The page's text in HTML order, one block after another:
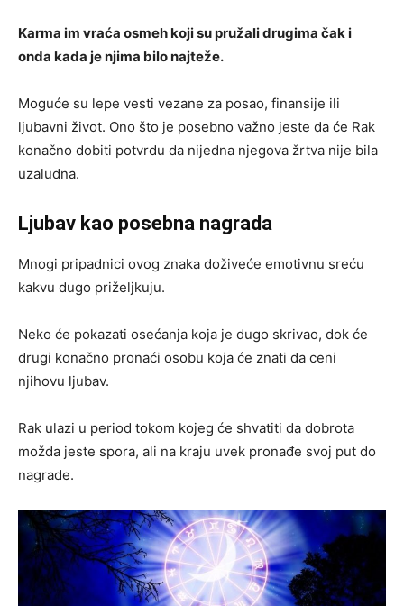
Karma im vraća osmeh koji su pružali drugima čak i
onda kada je njima bilo najteže.
Moguće su lepe vesti vezane za posao, finansije ili
ljubavni život. Ono što je posebno važno jeste da će Rak
konačno dobiti potvrdu da nijedna njegova žrtva nije bila
uzaludna.
Ljubav kao posebna nagrada
Mnogi pripadnici ovog znaka doživeće emotivnu sreću
kakvu dugo priželjkuju.
Neko će pokazati osećanja koja je dugo skrivao, dok će
drugi konačno pronaći osobu koja će znati da ceni
njihovu ljubav.
Rak ulazi u period tokom kojeg će shvatiti da dobrota
možda jeste spora, ali na kraju uvek pronađe svoj put do
nagrade.